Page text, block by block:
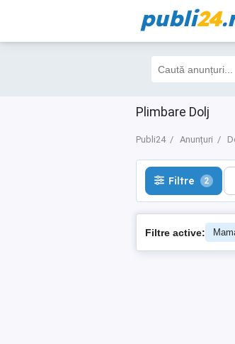
publi24
Plimbare Dolj
Publi24 Anunțuri
Filtre 2
Filtre 2
Filtre active: